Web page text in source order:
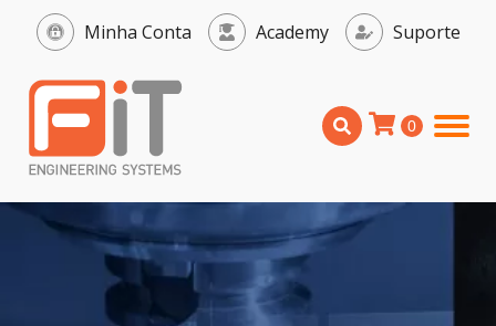
Minha Conta Academy Suporte